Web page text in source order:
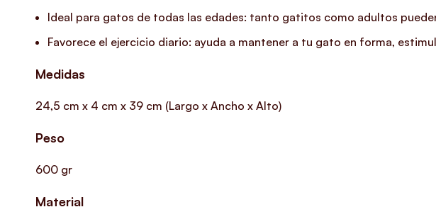
Ideal para gatos de todas las edades: tanto gatitos como adultos
Favorece el ejercicio diario: ayuda a mantener a tu gato en forma,
Medidas
24,5 cm x 4 cm x 39 cm (Largo x Ancho x Alto)
Peso
600 gr
Material